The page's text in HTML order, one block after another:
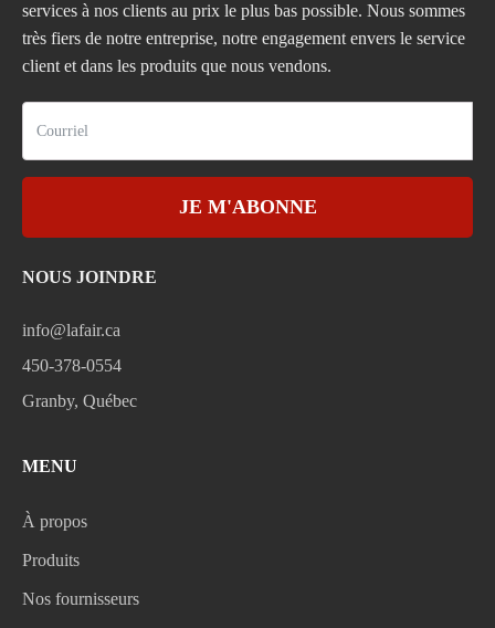
services à nos clients au prix le plus bas possible. Nous sommes
très fiers de notre entreprise, notre engagement envers le service
client et dans les produits que nous vendons.
JE M'ABONNE
NOUS JOINDRE
info@lafair.ca
450-378-0554
Granby, Québec
MENU
À propos
Produits
Nos fournisseurs